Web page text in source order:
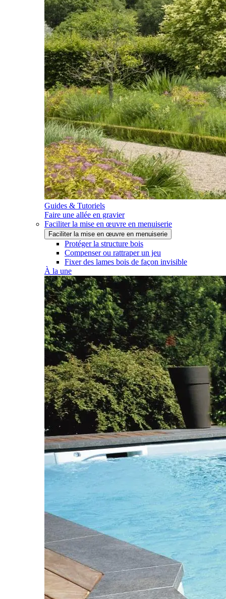
Guides & Tutoriels
Faire une allée en gravier
Faciliter la mise en œuvre en menuiserie
Faciliter la mise en œuvre en menuiserie
Protéger la structure bois
Compenser ou rattraper un jeu
Fixer des lames bois de façon invisible
À la une